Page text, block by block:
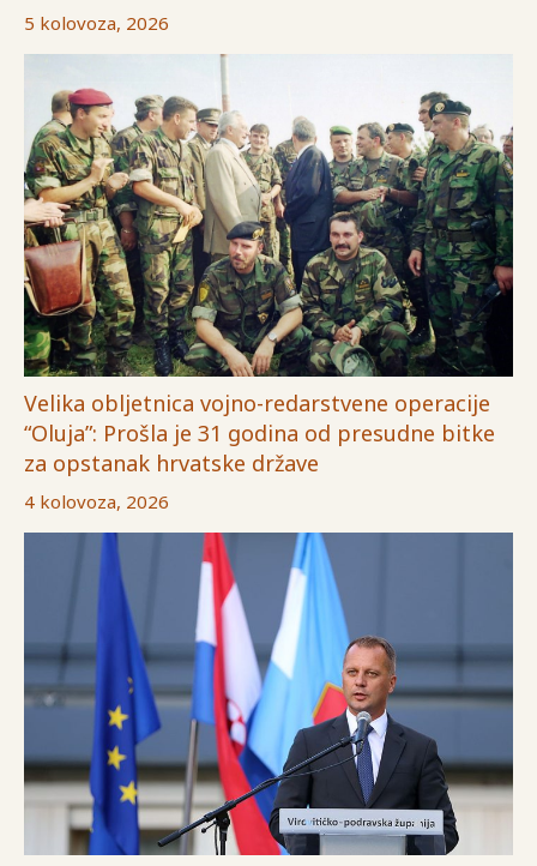
5 kolovoza, 2026
Velika obljetnica vojno-redarstvene operacije
“Oluja”: Prošla je 31 godina od presudne bitke
za opstanak hrvatske države
4 kolovoza, 2026